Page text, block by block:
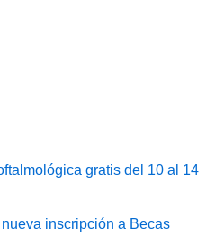
gratis del 10 al 14
inscripción a Becas